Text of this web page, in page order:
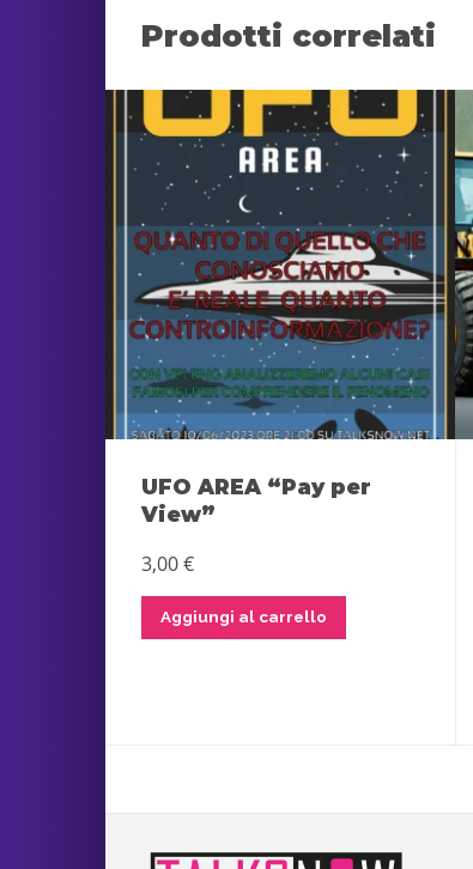
Prodotti correlati
UFO AREA “Pay per
View”
3,00€
Aggiungi al carrello